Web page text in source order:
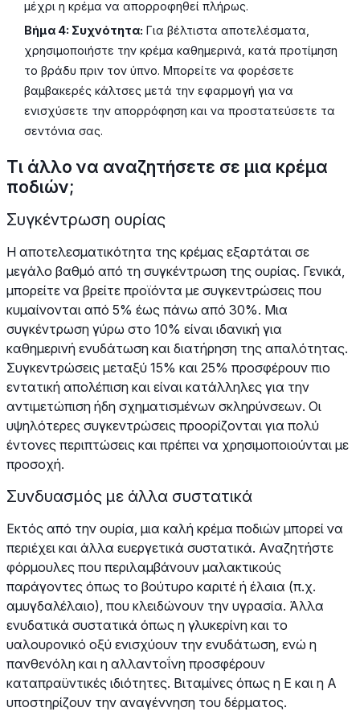
μέχρι η κρέμα να απορροφηθεί πλήρως.
Βήμα 4: Συχνότητα: Για βέλτιστα αποτελέσματα,
χρησιμοποιήστε την κρέμα καθημερινά, κατά προτίμηση
το βράδυ πριν τον ύπνο. Μπορείτε να φορέσετε
βαμβακερές κάλτσες μετά την εφαρμογή για να
ενισχύσετε την απορρόφηση και να προστατεύσετε τα
σεντόνια σας.
Τι άλλο να αναζητήσετε σε μια κρέμα
ποδιών;
Συγκέντρωση ουρίας
Η αποτελεσματικότητα της κρέμας εξαρτάται σε
μεγάλο βαθμό από τη συγκέντρωση της ουρίας. Γενικά,
μπορείτε να βρείτε προϊόντα με συγκεντρώσεις που
κυμαίνονται από 5% έως πάνω από 30%. Μια
συγκέντρωση γύρω στο 10% είναι ιδανική για
καθημερινή ενυδάτωση και διατήρηση της απαλότητας.
Συγκεντρώσεις μεταξύ 15% και 25% προσφέρουν πιο
εντατική απολέπιση και είναι κατάλληλες για την
αντιμετώπιση ήδη σχηματισμένων σκληρύνσεων. Οι
υψηλότερες συγκεντρώσεις προορίζονται για πολύ
έντονες περιπτώσεις και πρέπει να χρησιμοποιούνται με
προσοχή.
Συνδυασμός με άλλα συστατικά
Εκτός από την ουρία, μια καλή κρέμα ποδιών μπορεί να
περιέχει και άλλα ευεργετικά συστατικά. Αναζητήστε
φόρμουλες που περιλαμβάνουν μαλακτικούς
παράγοντες όπως το βούτυρο καριτέ ή έλαια (π.χ.
αμυγδαλέλαιο), που κλειδώνουν την υγρασία. Άλλα
ενυδατικά συστατικά όπως η γλυκερίνη και το
υαλουρονικό οξύ ενισχύουν την ενυδάτωση, ενώ η
πανθενόλη και η αλλαντοΐνη προσφέρουν
καταπραϋντικές ιδιότητες. Βιταμίνες όπως η Ε και η Α
υποστηρίζουν την αναγέννηση του δέρματος.